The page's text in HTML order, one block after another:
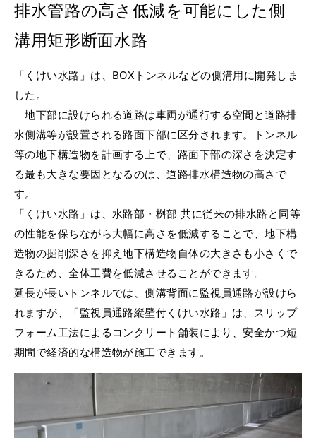
排水管路の高さ低減を可能にした側
溝用矩形断面水路
「くけい水路」は、BOXトンネルなどの側溝用に開発しま
した。
地下部に設けられる道路は車両が通行する空間と道路排
水側溝等が設置される路面下部に区分されます。トンネル
等の地下構造物を計画する上で、路面下部の深さを決定す
る最も大きな要因となるのは、道路排水構造物の高さで
す。
「くけい水路」は、水路部・桝部 共に従来の排水路と同等
の性能を保ちながら大幅に高さを低減することで、地下構
造物の掘削深さを抑え地下構造物自体の大きさも小さくで
きるため、全体工費を低減させることができます。
延長が長いトンネルでは、側溝背面に監視員通路が設けら
れますが、「監視員通路縦壁付くけい水路」は、スリップ
フォーム工法によるコンクリート舗装により、安全かつ短
期間で経済的な構造物が施工できます。